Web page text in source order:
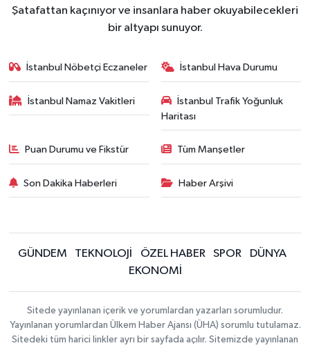
Şatafattan kaçınıyor ve insanlara haber okuyabilecekleri
bir altyapı sunuyor.
İstanbul Nöbetçi Eczaneler İstanbul Hava Durumu
İstanbul Namaz Vakitleri
İstanbul Trafik Yoğunluk
Haritası
Puan Durumu ve Fikstür Tüm Manşetler
Son Dakika Haberleri Haber Arşivi
GÜNDEM TEKNOLOJİ ÖZEL HABER SPOR
DÜNYA
EKONOMİ
Sitede yayınlanan içerik ve yorumlardan yazarları sorumludur.
Yayınlanan yorumlardan Ülkem Haber Ajansı (ÜHA) sorumlu tutulamaz.
Sitedeki tüm harici linkler ayrı bir sayfada açılır. Sitemizde yayınlanan